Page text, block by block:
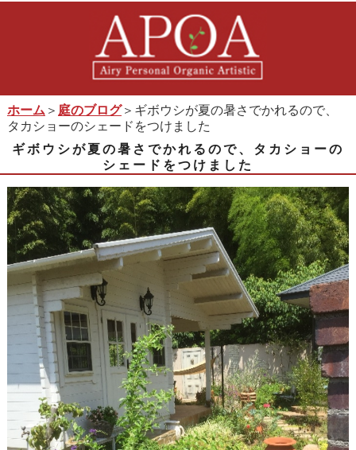
ホーム ＞ 庭のブログ＞ギボウシが夏の暑さでかれるので、
タカショーのシェードをつけました
ギボウシが夏の暑さでかれるので、タカショーの
シェードをつけました